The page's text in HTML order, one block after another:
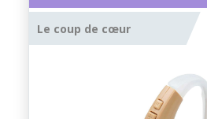
Le coup de cœur